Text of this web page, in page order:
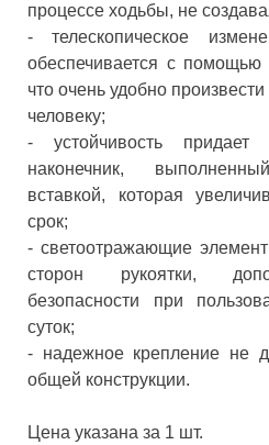
процессе ходьбы, не
- телескопическое
обеспечивается с помощью
что очень удобно
человеку;
- устойчивость придает
наконечник,
вставкой, которая
срок;
- светоотражающие
сторон рукоятки,
безопасности при
суток;
- надежное крепление не
общей конструкции.
Цена указана за 1 шт.